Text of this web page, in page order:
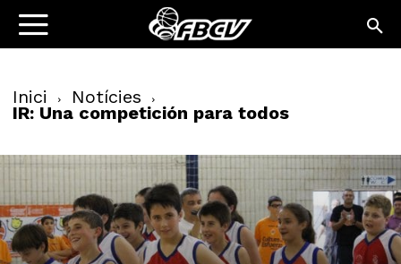
Inici Notícies
IR: Una competición para todos